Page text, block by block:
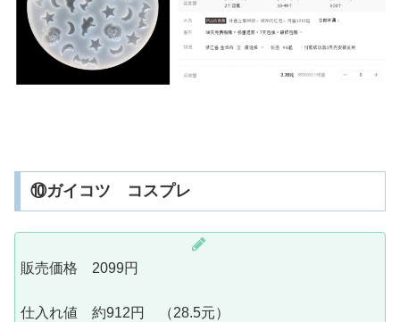
⑩ガイコツ コスプレ
販売価格 2099円
仕入れ値 約912円 （28.5元）